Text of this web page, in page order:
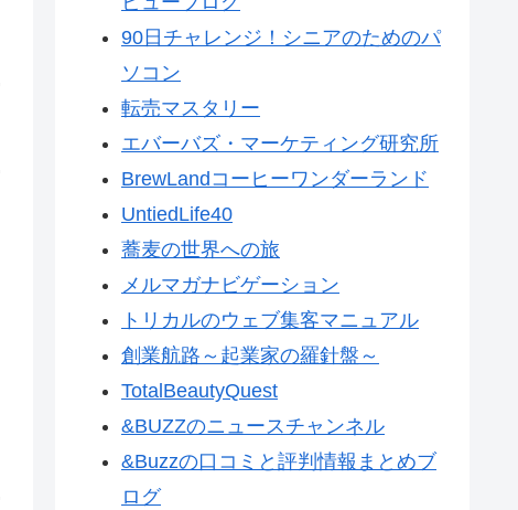
90日チャレンジ！シニアのためのパ
ソコン
転売マスタリー
エバーバズ・マーケティング研究所
BrewLandコーヒーワンダーランド
UntiedLife40
蕎麦の世界への旅
メルマガナビゲーション
トリカルのウェブ集客マニュアル
創業航路～起業家の羅針盤～
TotalBeautyQuest
&BUZZのニュースチャンネル
&Buzzの口コミと評判情報まとめブ
ログ